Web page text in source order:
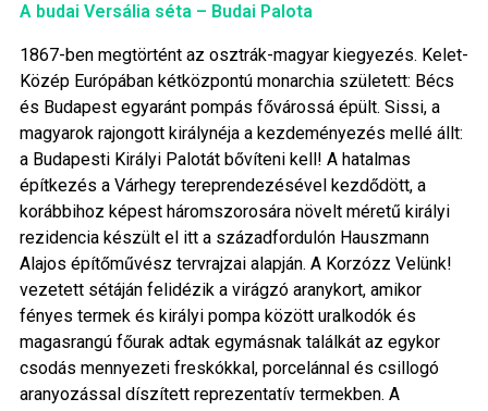
A budai Versália séta – Budai Palota
1867-ben megtörtént az osztrák-magyar kiegyezés. Kelet-
Közép Európában kétközpontú monarchia született: Bécs
és Budapest egyaránt pompás fővárossá épült. Sissi, a
magyarok rajongott királynéja a kezdeményezés mellé állt:
a Budapesti Királyi Palotát bővíteni kell! A hatalmas
építkezés a Várhegy tereprendezésével kezdődött, a
korábbihoz képest háromszorosára növelt méretű királyi
rezidencia készült el itt a századfordulón Hauszmann
Alajos építőművész tervrajzai alapján. A Korzózz Velünk!
vezetett sétáján felidézik a virágzó aranykort, amikor
fényes termek és királyi pompa között uralkodók és
magasrangú főurak adtak egymásnak találkát az egykor
csodás mennyezeti freskókkal, porcelánnal és csillogó
aranyozással díszített reprezentatív termekben. A